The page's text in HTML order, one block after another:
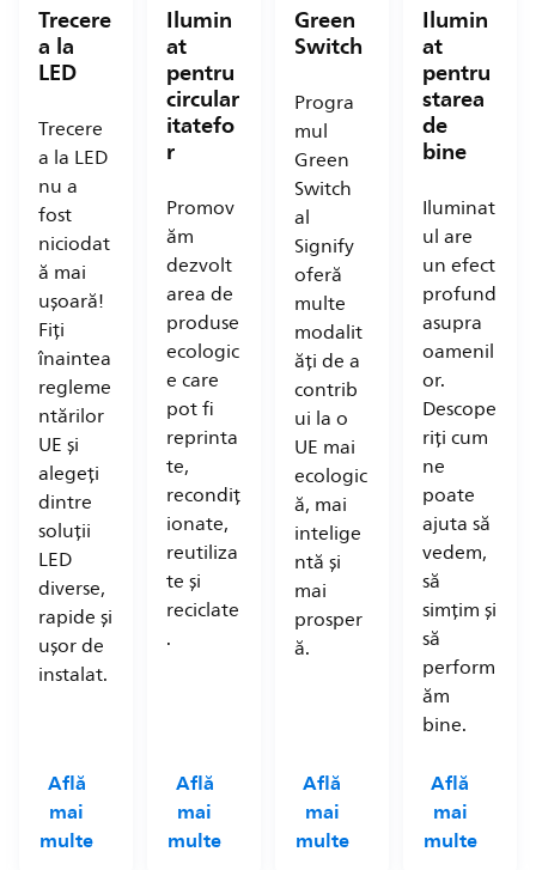
Trecere
a la
LED
Trecere
a la LED
nu a
fost
niciodat
ă mai
ușoară!
Fiți
înaintea
regleme
ntărilor
UE și
alegeți
dintre
soluții
LED
diverse,
rapide și
ușor de
instalat.
Află
mai
multe
Ilumin
at
pentru
circular
itatefo
r
Promov
ăm
dezvolt
area de
produse
ecologic
e care
pot fi
reprinta
te,
recondiț
ionate,
reutiliza
te și
reciclate
.
Află
mai
multe
Green
Switch
Progra
mul
Green
Switch
al
Signify
oferă
multe
modalit
ăți de a
contrib
ui la o
UE mai
ecologic
ă, mai
intelige
ntă și
mai
prosper
ă.
Află
mai
multe
Ilumin
at
pentru
starea
de
bine
Iluminat
ul are
un efect
profund
asupra
oamenil
or.
Descope
riți cum
ne
poate
ajuta să
vedem,
să
simțim și
să
perform
ăm
bine.
Află
mai
multe